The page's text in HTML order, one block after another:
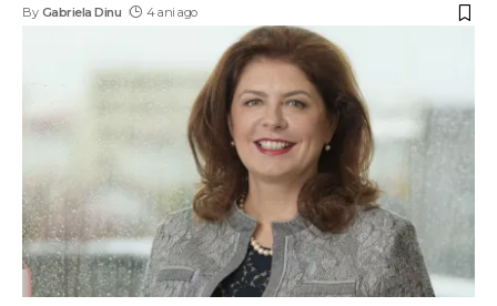
By Gabriela Dinu 4 ani ago